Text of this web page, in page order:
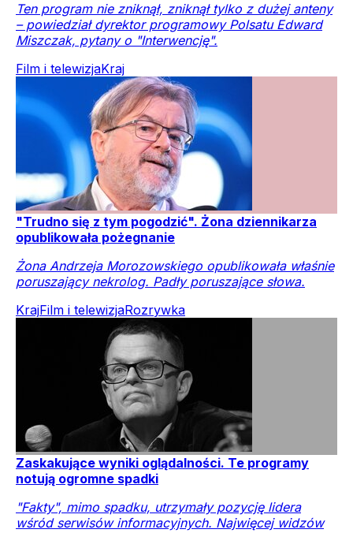
Ten program nie zniknął, zniknął tylko z dużej anteny
– powiedział dyrektor programowy Polsatu Edward
Miszczak, pytany o "Interwencję".
Film i telewizjaKraj
"Trudno się z tym pogodzić". Żona dziennikarza
opublikowała pożegnanie
Żona Andrzeja Morozowskiego opublikowała właśnie
poruszający nekrolog. Padły poruszające słowa.
KrajFilm i telewizjaRozrywka
Zaskakujące wyniki oglądalności. Te programy
notują ogromne spadki
"Fakty", mimo spadku, utrzymały pozycję lidera
wśród serwisów informacyjnych. Najwięcej widzów